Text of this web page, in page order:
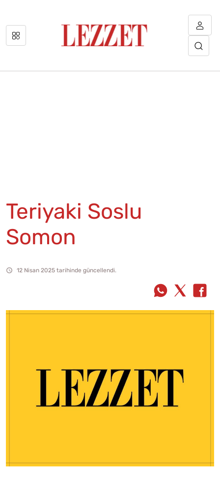
Teriyaki Soslu
Somon
12 Nisan 2025 tarihinde güncellendi.